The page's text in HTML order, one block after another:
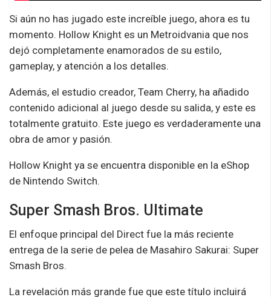
Si aún no has jugado este increíble juego, ahora es tu
momento. Hollow Knight es un Metroidvania que nos
dejó completamente enamorados de su estilo,
gameplay, y atención a los detalles.
Además, el estudio creador, Team Cherry, ha añadido
contenido adicional al juego desde su salida, y este es
totalmente gratuito. Este juego es verdaderamente una
obra de amor y pasión.
Hollow Knight ya se encuentra disponible en la eShop
de Nintendo Switch.
Super Smash Bros. Ultimate
El enfoque principal del Direct fue la más reciente
entrega de la serie de pelea de Masahiro Sakurai: Super
Smash Bros.
La revelación más grande fue que este título incluirá